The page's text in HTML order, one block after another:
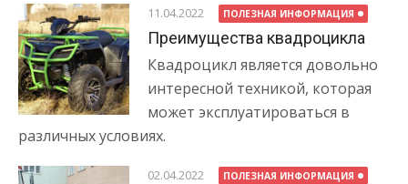
11.04.2022 ПОЛЕЗНАЯ ИНФОРМАЦИЯ
Преимущества квадроцикла
Квадроцикл является довольно
интересной техникой, которая
может эксплуатироваться в
различных условиях.
02.04.2022 ПОЛЕЗНАЯ ИНФОРМАЦИЯ